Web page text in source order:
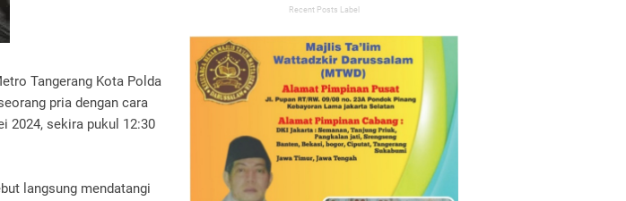
Tangerang Kota Polda
pria dengan cara
2024, sekira pukul 12:30
langsung mendatangi
Recent Posts Label